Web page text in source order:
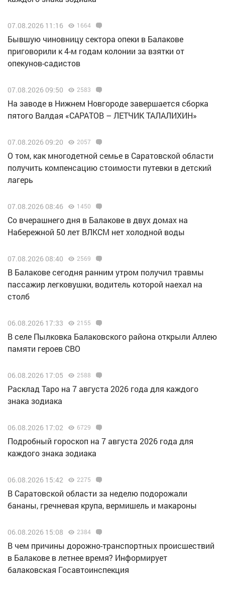
07.08.2026 11:16 1664
Бывшую чиновницу сектора опеки в Балакове
приговорили к 4-м годам колонии за взятки от
опекунов-садистов
07.08.2026 09:50 2583
Н️а заводе в Нижнем Новгороде завершается сборка
пятого Валдая «САРАТОВ – ЛЕТЧИК ТАЛАЛИХИН»
07.08.2026 09:20 2057
О том, как многодетной семье в Саратовской области
получить компенсацию стоимости путевки в детский
лагерь
07.08.2026 08:46 1450
Со вчерашнего дня в Балакове в двух домах на
Набережной 50 лет ВЛКСМ нет холодной воды
07.08.2026 08:40 2569
В Балакове сегодня ранним утром получил травмы
пассажир легковушки, водитель которой наехал на
столб
06.08.2026 17:33 2155
В селе Пылковка Балаковского района открыли Аллею
памяти героев СВО
06.08.2026 17:05 2588
Расклад Таро на 7 августа 2026 года для каждого
знака зодиака
06.08.2026 17:02 6729
Подробный гороскоп на 7 августа 2026 года для
каждого знака зодиака
06.08.2026 15:42 2275
В Саратовской области за неделю подорожали
бананы, гречневая крупа, вермишель и макароны
06.08.2026 15:08 2384
В чем причины дорожно-транспортных происшествий
в Балакове в летнее время? Информирует
балаковская Госавтоинспекция